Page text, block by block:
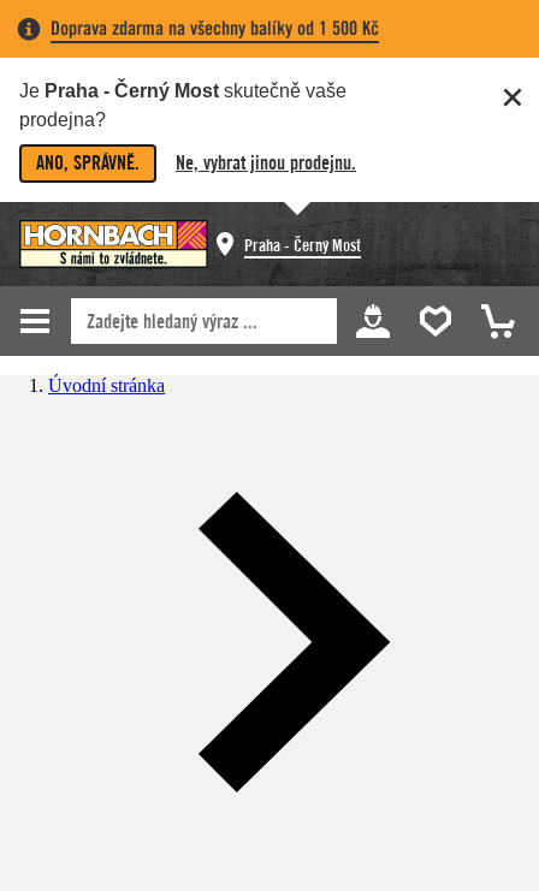
Doprava zdarma na všechny balíky od 1 500 Kč
Je Praha - Černý Most skutečně vaše
prodejna?
ANO, SPRÁVNĚ. Ne, vybrat jinou prodejnu.
Praha - Černý Most
Úvodní stránka